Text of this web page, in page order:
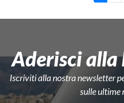
Aderisci alla
Iscriviti alla nostra newsletter
sulle ultime